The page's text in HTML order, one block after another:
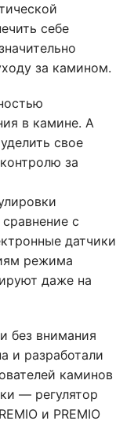
себе
за камином.
в камине. А
свое
за
с
датчики
режима
даже на
без внимания
и разработали
каминов
— регулятор
и PREMIO